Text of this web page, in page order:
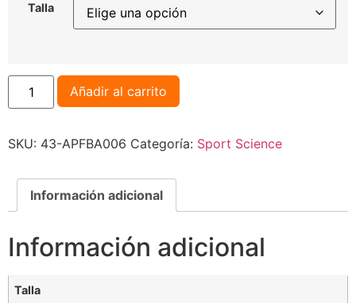
Talla
Añadir al carrito
SKU: 43-APFBA006 Categoría: Sport Science
Información adicional
Información adicional
Talla